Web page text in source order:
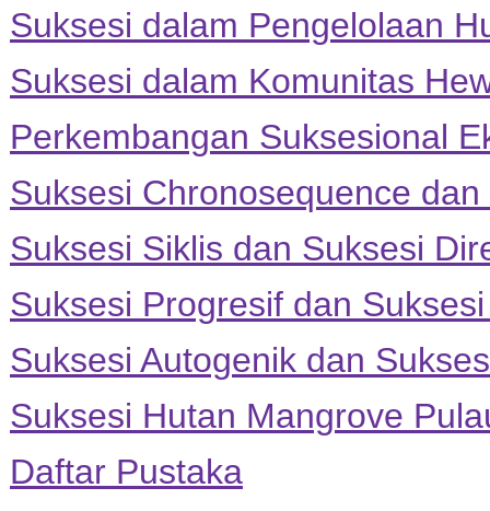
Suksesi dalam Pengelolaan
Suksesi dalam Komunitas
Perkembangan Suksesional
Suksesi Chronosequence
Suksesi Siklis dan Suksesi
Suksesi Progresif dan
Suksesi Autogenik dan
Suksesi Hutan Mangrove
Daftar Pustaka